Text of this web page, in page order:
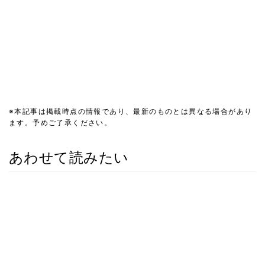
※本記事は掲載時点の情報であり、最新のものとは異なる場合があり
ます。予めご了承ください。
あわせて読みたい